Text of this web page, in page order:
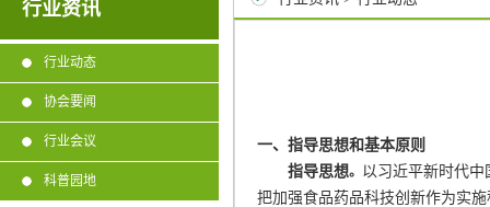
行业资讯
行业动态
协会要闻
行业会议
科普园地
一、指导思想和基本原则
指导思想。 以习近平新时代
把加强食品药品科技创新作为实